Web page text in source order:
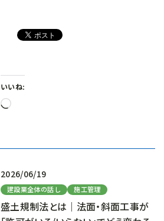
いいね:
読
2026/06/19
建設業全体の話し 施工管理
盛土規制法とは｜法面・斜面工事が